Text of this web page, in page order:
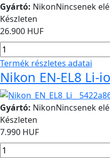
Gyártó: NikonNincsenek
Készleten
26.900 HUF
Termék részletes adatai
Nikon EN-EL8 Li-
Gyártó: NikonNincsenek
Készleten
7.990 HUF